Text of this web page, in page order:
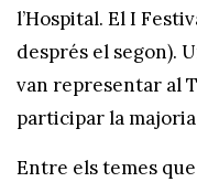
l’Hospital. El I
després el segon).
van representar al
participar la
Entre els temes